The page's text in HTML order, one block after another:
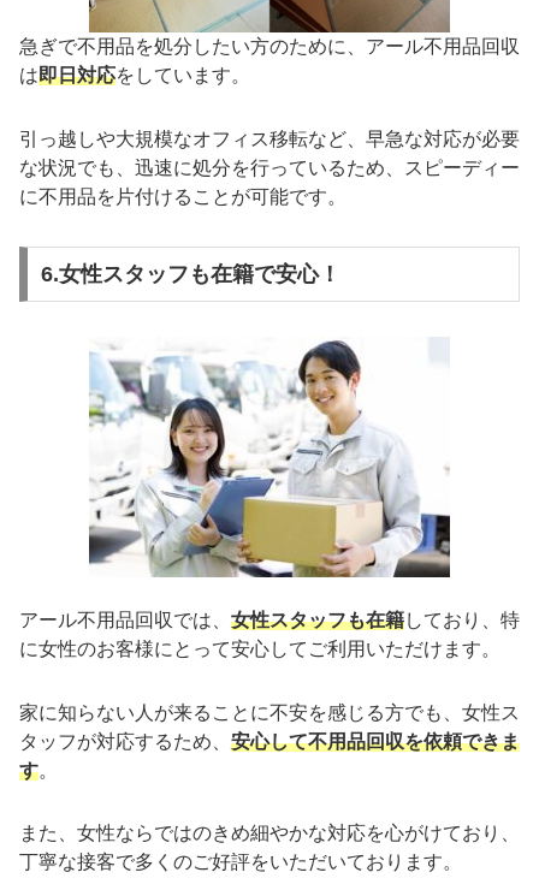
急ぎで不用品を処分したい方のために、アール不用品回収
は即日対応をしています。
引っ越しや大規模なオフィス移転など、早急な対応が必要
な状況でも、迅速に処分を行っているため、スピーディー
に不用品を片付けることが可能です。
6.女性スタッフも在籍で安心！
アール不用品回収では、 女性スタッフも在籍しており、特
に女性のお客様にとって安心してご利用いただけます。
家に知らない人が来ることに不安を感じる方でも、女性ス
タッフが対応するため、 安心して不用品回収を依頼できま
す。
また、女性ならではのきめ細やかな対応を心がけており、
丁寧な接客で多くのご好評をいただいております。